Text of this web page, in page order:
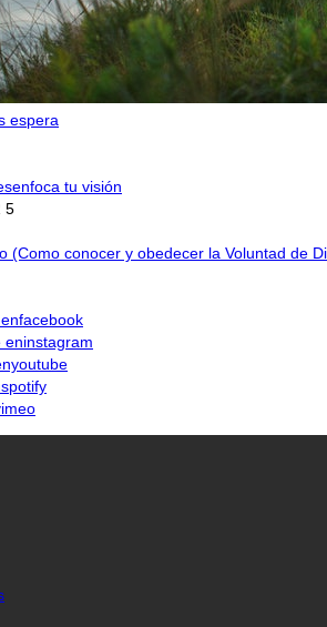
espera
tu visión
5
(Como conocer y obedecer la Voluntad de
eninstagram